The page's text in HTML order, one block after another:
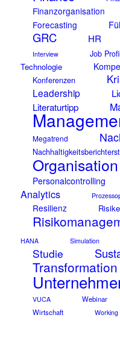
Finanzorganisation
Forecasting
GRC HR
Interview Job
Technologie
Konferenzen
Leadership
Literaturtipp
Megatrend
Organisation
Personalcontrolling
Analytics
Resilienz
HANA
Simulation
Studie
Transformation
VUCA Webinar
Wirtschaft Working